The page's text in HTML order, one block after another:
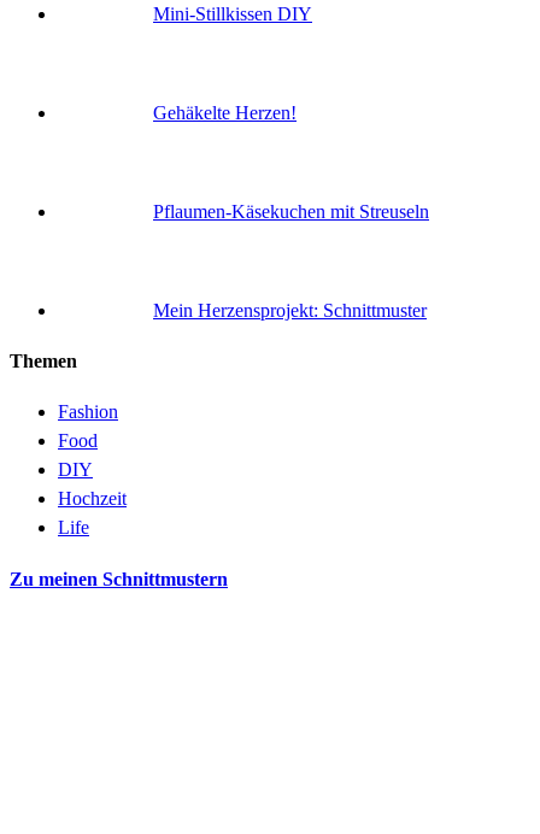
Mini-Stillkissen DIY
Gehäkelte Herzen!
Pflaumen-Käsekuchen mit Streuseln
Mein Herzensprojekt: Schnittmuster
Themen
Fashion
Food
DIY
Hochzeit
Life
Zu meinen Schnittmustern